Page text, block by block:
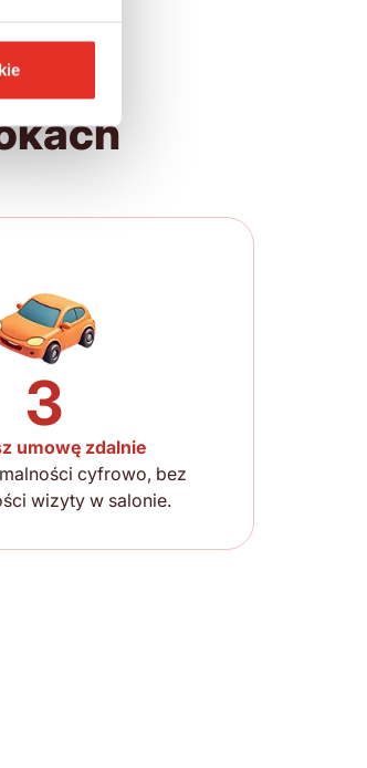
3
umowę zdalnie
cyfrowo, bez
wizyty w salonie.